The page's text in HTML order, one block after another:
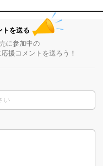
トを送る
に参加中の
援コメントを送ろう！